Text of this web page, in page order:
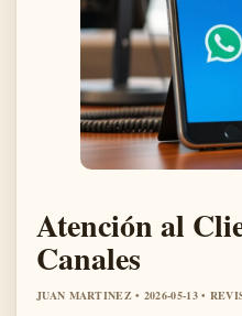
Atención al
Canales
JUAN MARTINEZ • 2026-05-13 •